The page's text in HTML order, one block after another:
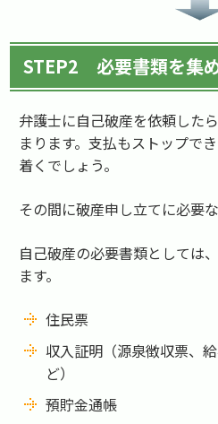
STEP2 必要書類を集
弁護士に自己破産を依頼した
まります。支払もストップで
着くでしょう。
その間に破産申し立てに必要
自己破産の必要書類としては
ます。
住民票
収入証明（源泉徴収票、
ど）
預貯金通帳